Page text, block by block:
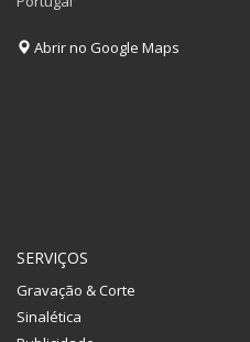
Abrir no Google Maps
SERVIÇOS
Gravação & Corte
Sinalética